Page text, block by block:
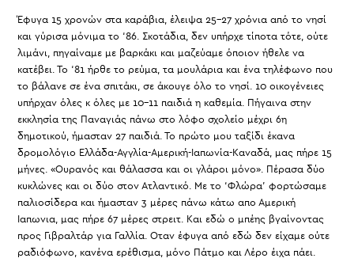
Έφυγα 15 χρονών στα καράβια, έλειψα 25-27 χρόνια από το νησί
και γύρισα μόνιμα το ‘86. Σκοτάδια, δεν υπήρχε τίποτα τότε, ούτε
λιμάνι, πηγαίναμε με βαρκάκι και μαζεύαμε όποιον ήθελε να
κατέβει. Το ‘81 ήρθε το ρεύμα, τα μουλάρια και ένα τηλέφωνο που
το βάλανε σε ένα σπιτάκι, σε άκουγε όλο το νησί. 10 οικογένειες
υπήρχαν όλες κ όλες με 10-11 παιδιά η καθεμία. Πήγαινα στην
εκκλησία της Παναγιάς πάνω στο λόφο σχολείο μέχρι 6η
δημοτικού, ήμασταν 27 παιδιά. Το πρώτο μου ταξίδι έκανα
δρομολόγιο Ελλάδα-Αγγλία-Αμερική-Ιαπωνία-Καναδά, μας πήρε 15
μήνες. «Ουρανός και θάλασσα και οι γλάροι μόνο». Πέρασα δύο
κυκλώνες και οι δύο στον Ατλαντικό. Με το ‘Φλώρα’ φορτώσαμε
παλιοσίδερα και ήμασταν 3 μέρες πάνω κάτω απο Αμερική
Ιαπωνια, μας πήρε 67 μέρες στρειτ. Και εδώ ο μπέης βγαίνοντας
προς Γιβραλτάρ για Γαλλία. Οταν έφυγα από εδώ δεν είχαμε ούτε
ραδιόφωνο, κανένα ερέθισμα, μόνο Πάτμο και Λέρο έιχα πάει.